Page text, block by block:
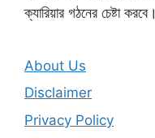
ক্যারিয়ার গঠনের চেষ্টা করবে।
About Us
Disclaimer
Privacy Policy